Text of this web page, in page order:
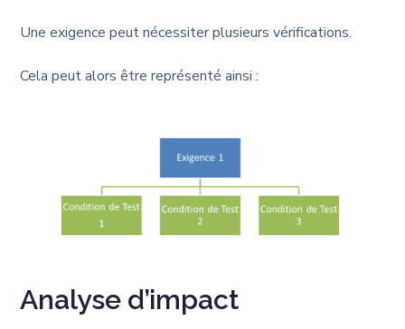
Une exigence peut nécessiter plusieurs vérifications.
Cela peut alors être représenté ainsi :
Analyse d’impact